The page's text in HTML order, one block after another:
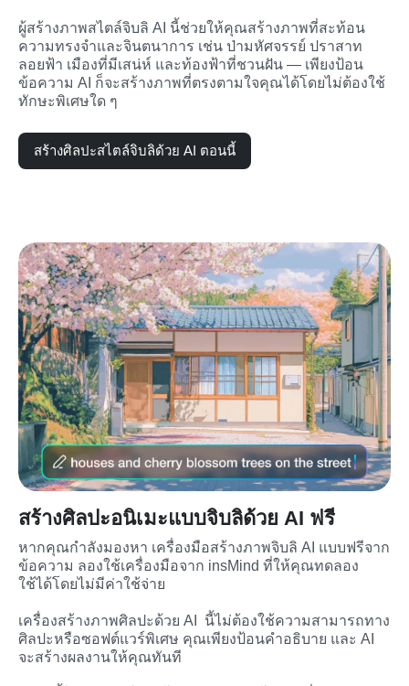
ผู้สร้างภาพสไตล์จิบลิ AI นี้ช่วยให้คุณสร้างภาพที่สะท้อน
ความทรงจำและจินตนาการ เช่น ป่ามหัศจรรย์ ปราสาท
ลอยฟ้า เมืองที่มีเสน่ห์ และท้องฟ้าที่ชวนฝัน — เพียงป้อน
ข้อความ AI ก็จะสร้างภาพที่ตรงตามใจคุณได้โดยไม่ต้องใช้
ทักษะพิเศษใด ๆ
สร้างศิลปะสไตล์จิบลิด้วย AI ตอนนี้
สร้างศิลปะอนิเมะแบบจิบลิด้วย AI ฟรี
หากคุณกำลังมองหา เครื่องมือสร้างภาพจิบลิ AI แบบฟรีจาก
ข้อความ ลองใช้เครื่องมือจาก insMind ที่ให้คุณทดลอง
ใช้ได้โดยไม่มีค่าใช้จ่าย
เครื่องสร้างภาพศิลปะด้วย AI  นี้ไม่ต้องใช้ความสามารถทาง
ศิลปะหรือซอฟต์แวร์พิเศษ คุณเพียงป้อนคำอธิบาย และ AI
จะสร้างผลงานให้คุณทันที